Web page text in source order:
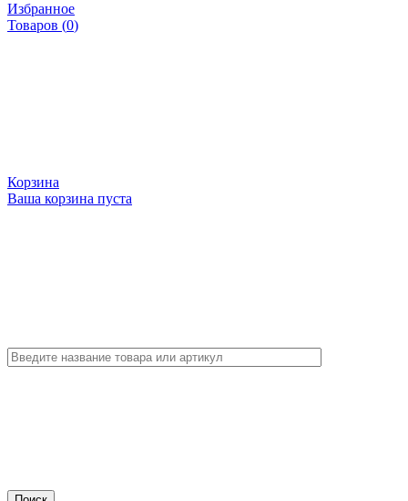
Избранное
Товаров (0)
Корзина
Ваша корзина пуста